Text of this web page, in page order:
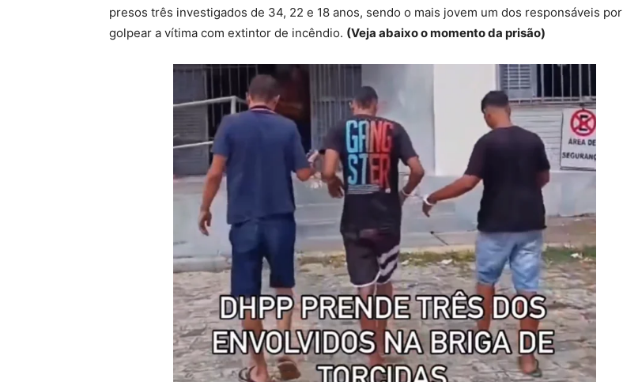
presos três investigados de 34, 22 e 18 anos, sendo o mais jovem um dos responsáveis por
golpear a vítima com extintor de incêndio. (Veja abaixo o momento da prisão)